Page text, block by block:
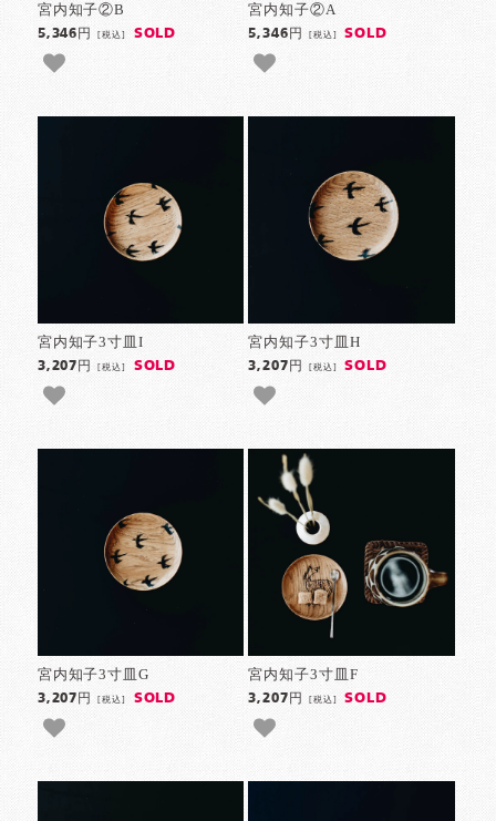
宮内知子②B
5,346円[税込] SOLD
宮内知子②A
5,346円 [税込] SOLD
宮内知子3寸皿I
3,207円[税込] SOLD
宮内知子3寸皿H
3,207円 [税込] SOLD
宮内知子3寸皿G
3,207円[税込] SOLD
宮内知子3寸皿F
3,207円 [税込] SOLD